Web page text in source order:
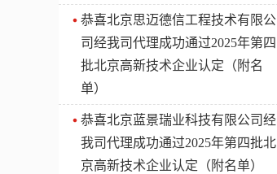
​恭喜北京思迈德信工程技术有限公
司经我司代理成功通过2025年第四
批北京高新技术企业认定（附名
单）
​恭喜北京蓝景瑞业科技有限公司经
我司代理成功通过2025年第四批北
京高新技术企业认定（附名单）